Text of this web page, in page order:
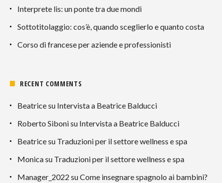
Interprete lis: un ponte tra due mondi
Sottotitolaggio: cos’è, quando sceglierlo e quanto costa
Corso di francese per aziende e professionisti
RECENT COMMENTS
Beatricesu Intervista a Beatrice Balducci
Roberto Sibonisu Intervista a Beatrice Balducci
Beatricesu Traduzioni per il settore wellness e spa
Monicasu Traduzioni per il settore wellness e spa
Manager_2022 suCome insegnare spagnolo ai bambini?